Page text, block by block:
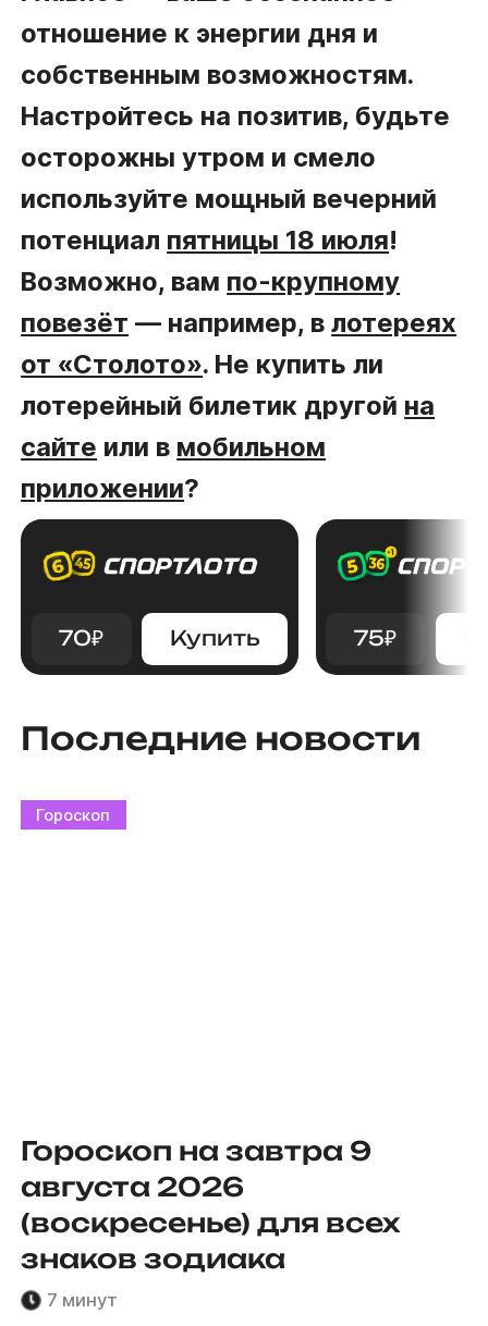
отношение к энергии дня и
собственным возможностям.
Настройтесь на позитив, будьте
осторожны утром и смело
используйте мощный вечерний
потенциал пятницы 18 июля!
Возможно, вам по-крупному
повезёт — например, влотереях
от «Столото». Не купить ли
лотерейный билетик другой на
сайте или в мобильном
приложении?
70₽ Купить 75₽
Последние новости
Гороскоп
Гороскоп на завтра 9
августа 2026
(воскресенье) для всех
знаков зодиака
7 минут